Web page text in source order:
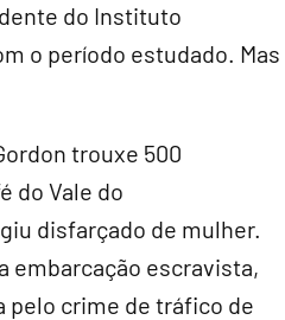
do Instituto
o período estudado. Mas
trouxe 500
do Vale do
disfarçado de mulher.
embarcação escravista,
pelo crime de tráfico de